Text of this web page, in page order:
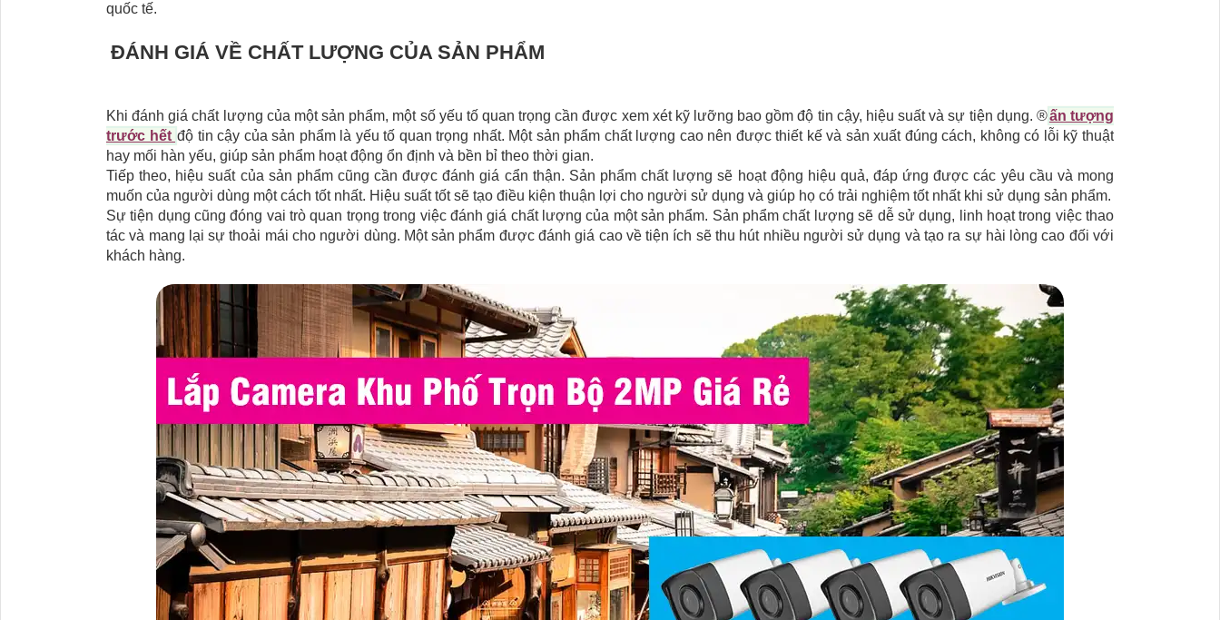
quốc tế.
ĐÁNH GIÁ VỀ CHẤT LƯỢNG CỦA SẢN PHẨM
Khi đánh giá chất lượng của một sản phẩm, một số yếu tố quan trọng cần được xem xét kỹ lưỡng bao gồm độ tin cậy, hiệu suất và sự tiện dụng. ®️ấn tượng
trước hết độ tin cậy của sản phẩm là yếu tố quan trọng nhất. Một sản phẩm chất lượng cao nên được thiết kế và sản xuất đúng cách, không có lỗi kỹ thuật
hay mối hàn yếu, giúp sản phẩm hoạt động ổn định và bền bỉ theo thời gian.
Tiếp theo, hiệu suất của sản phẩm cũng cần được đánh giá cẩn thận. Sản phẩm chất lượng sẽ hoạt động hiệu quả, đáp ứng được các yêu cầu và mong
muốn của người dùng một cách tốt nhất. Hiệu suất tốt sẽ tạo điều kiện thuận lợi cho người sử dụng và giúp họ có trải nghiệm tốt nhất khi sử dụng sản phẩm.
Sự tiện dụng cũng đóng vai trò quan trọng trong việc đánh giá chất lượng của một sản phẩm. Sản phẩm chất lượng sẽ dễ sử dụng, linh hoạt trong việc thao
tác và mang lại sự thoải mái cho người dùng. Một sản phẩm được đánh giá cao về tiện ích sẽ thu hút nhiều người sử dụng và tạo ra sự hài lòng cao đối với
khách hàng.